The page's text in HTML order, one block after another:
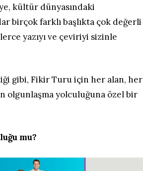
kültür dünyasındaki
birçok farklı başlıkta çok değerli
yazıyı ve çeviriyi sizinle
gibi, Fikir Turu için her alan, her
olgunlaşma yolculuğuna özel bir
mu?